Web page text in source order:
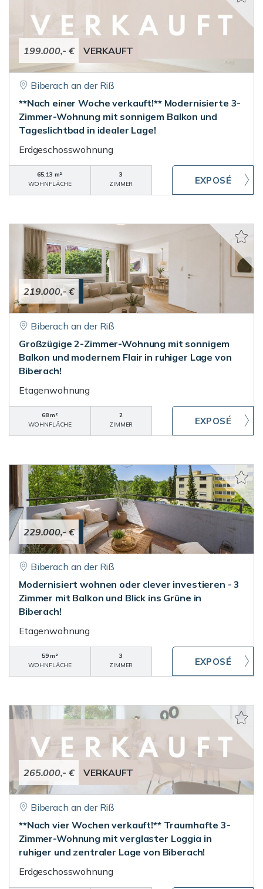
199.000,- € VERKAUFT
Biberach an der Riß
**Nach einer Woche verkauft!** Modernisierte 3-
Zimmer-Wohnung mit sonnigem Balkon und
Tageslichtbad in idealer Lage!
Erdgeschosswohnung
65,13 m²
WOHNFLÄCHE
3
ZIMMER
219.000,- €
Biberach an der Riß
Großzügige 2-Zimmer-Wohnung mit sonnigem
Balkon und modernem Flair in ruhiger Lage von
Biberach!
Etagenwohnung
68 m²
WOHNFLÄCHE
2
ZIMMER
229.000,- €
Biberach an der Riß
Modernisiert wohnen oder clever investieren - 3
Zimmer mit Balkon und Blick ins Grüne in
Biberach!
Etagenwohnung
59 m²
WOHNFLÄCHE
3
ZIMMER
265.000,- € VERKAUFT
Biberach an der Riß
**Nach vier Wochen verkauft!** Traumhafte 3-
Zimmer-Wohnung mit verglaster Loggia in
ruhiger und zentraler Lage von Biberach!
Erdgeschosswohnung